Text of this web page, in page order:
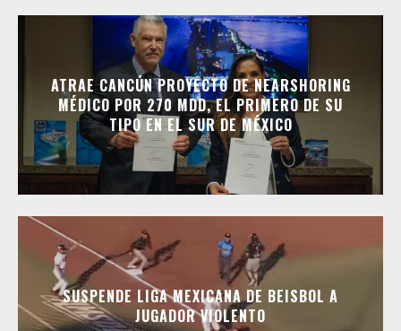
ATRAE CANCÚN PROYECTO DE NEARSHORING
MÉDICO POR 270 MDD, EL PRIMERO DE SU
TIPO EN EL SUR DE MÉXICO
SUSPENDE LIGA MEXICANA DE BEISBOL A
JUGADOR VIOLENTO